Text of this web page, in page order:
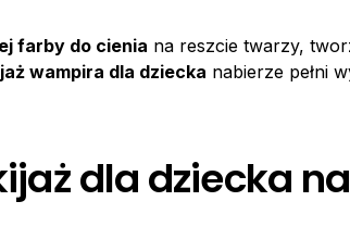
farby do cienia na reszcie twarzy,
wampira dla dziecka nabierze pełni
dla dziecka